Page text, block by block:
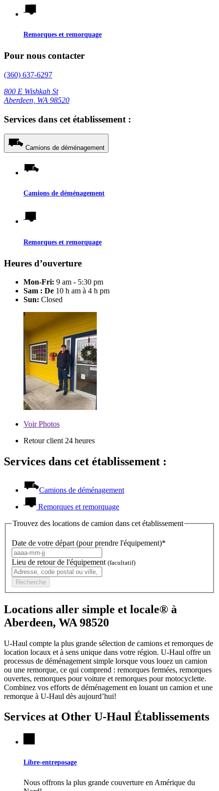
Remorques et remorquage
Pour nous contacter
(360) 637-6297
800 E Wishkah St
Aberdeen, WA 98520
Services dans cet établissement :
Camions de déménagement
Camions de déménagement
Remorques et remorquage
Heures d’ouverture
Mon-Fri: 9 am - 5:30 pm
Sam : De 10 h am à 4 h pm
Sun: Closed
VoirPhotos
Retour client 24 heures
Services dans cet établissement :
Camions de déménagement
Remorques et remorquage
Trouvez des locations de camion dans cet établissement
Date de votre départ (pour prendre l'équipement)*
Lieu de retour de l'équipement (facultatif)
Recherche
Locations aller simple et locale® à
Aberdeen, WA 98520
U-Haul compte la plus grande sélection de camions et remorques de
location locaux et à sens unique dans votre région. U-Haul offre un
processus de déménagement simple lorsque vous louez un camion
ou une remorque, ce qui comprend : remorques fermées, remorques
ouvertes, remorques pour voiture et remorques pour motocyclette.
Combinez vos efforts de déménagement en louant un camion et une
remorque à U-Haul dès aujourd’hui!
Services at Other U-Haul Établissements
Libre-entreposage
Nous offrons la plus grande couverture en Amérique du